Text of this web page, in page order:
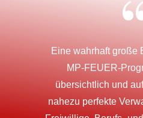
Eine wahrhaft große
MP-FEUER-
übersichtlich und
nahezu perfekte